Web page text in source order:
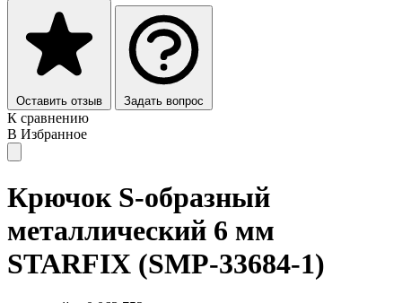
Оставить отзыв Задать вопрос
К сравнению
В Избранное
Крючок S-образный
металлический 6 мм
STARFIX (SMP-33684-1)